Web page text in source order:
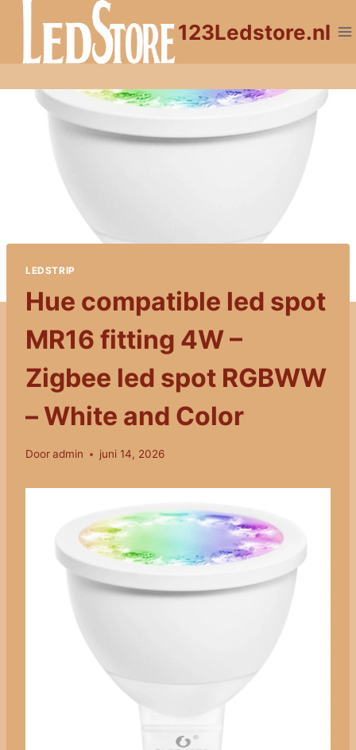
Doorgaan
inhoud
123Ledstore.nl
LEDSTRIP
Hue compatible led spot
MR16 fitting 4W –
Zigbee led spot RGBWW
– White and Color
Dooradmin juni 14, 2026